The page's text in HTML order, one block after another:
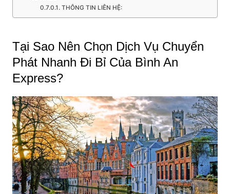
THÔNG TIN LIÊN HỆ:
Tại Sao Nên Chọn Dịch Vụ Chuyển
Phát Nhanh Đi Bỉ Của Bình An
Express?